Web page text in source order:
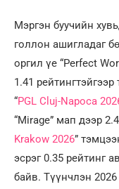
Мэргэн буучийн
голлон ашигладаг
оргил үе “Perfect
1.41
“PGL Cluj-Napoca
“Mirage” мап дээр
Krakow 2026”
эсрэг 0.35 рейтинг
байв. Түүнчлэн 2026